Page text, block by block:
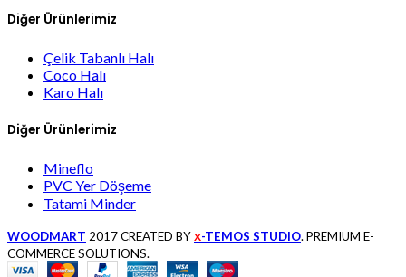
Diğer Ürünlerimiz
Çelik Tabanlı Halı
Coco Halı
Karo Halı
Diğer Ürünlerimiz
Mineflo
PVC Yer Döşeme
Tatami Minder
WOODMART 2017 CREATED BY X-TEMOS STUDIO. PREMIUM E-
COMMERCE SOLUTIONS.